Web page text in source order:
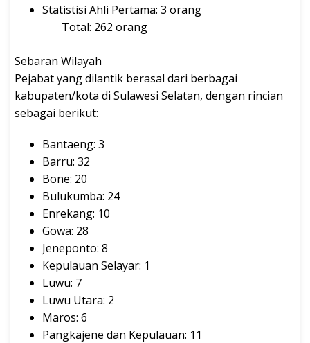
Statistisi Ahli Pertama: 3 orang
Total: 262 orang
Sebaran Wilayah
Pejabat yang dilantik berasal dari berbagai
kabupaten/kota di Sulawesi Selatan, dengan rincian
sebagai berikut:
Bantaeng: 3
Barru: 32
Bone: 20
Bulukumba: 24
Enrekang: 10
Gowa: 28
Jeneponto: 8
Kepulauan Selayar: 1
Luwu: 7
Luwu Utara: 2
Maros: 6
Pangkajene dan Kepulauan: 11